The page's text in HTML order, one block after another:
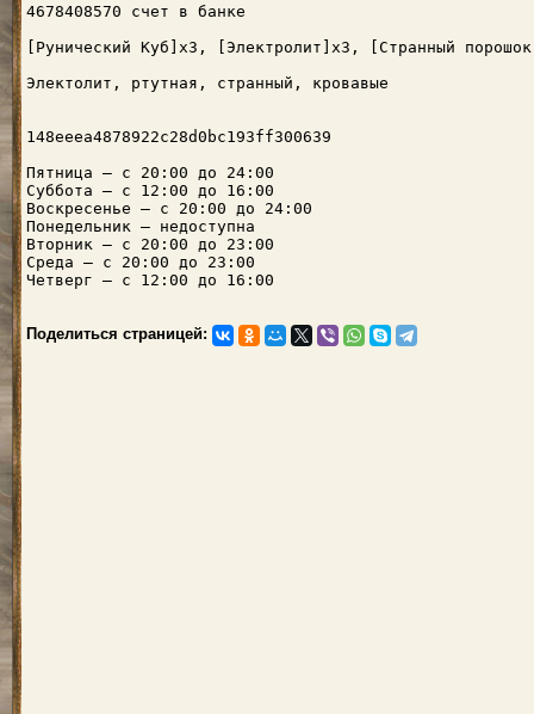
4678408570 счет в банке
[Рунический Куб]x3, [Электролит]x3, [Странный
Электолит, ртутная, странный, кровавые
148eeea4878922c28d0bc193ff300639
Пятница — с 20:00 до 24:00
Суббота — с 12:00 до 16:00
Воскресенье — с 20:00 до 24:00
Понедельник — недоступна
Вторник — с 20:00 до 23:00
Среда — с 20:00 до 23:00
Четверг — с 12:00 до 16:00
Поделиться страницей: